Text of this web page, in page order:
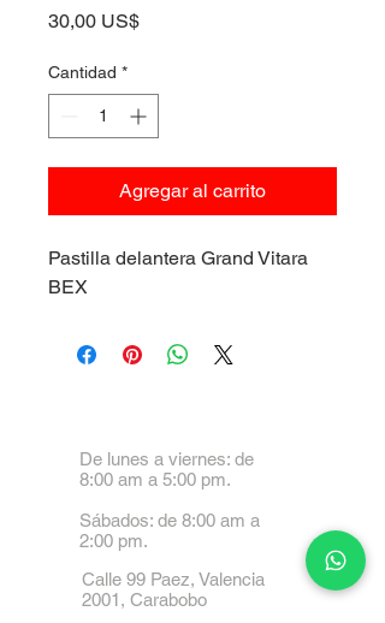
30,00 US$Precio
Cantidad *
Agregar al carrito
Pastilla delantera Grand Vitara
BEX
De lunes a viernes: de
8:00 am a 5:00 pm.
Sábados: de 8:00 am a
2:00 pm.
Calle 99 Paez, Valencia
2001, Carabobo